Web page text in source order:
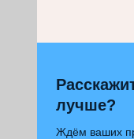
лучше?
Ждём ваших